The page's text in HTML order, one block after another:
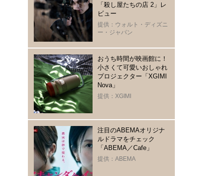
「殺し屋たちの店 2」レ
ビュー
提供：ウォルト・ディズニ
ー・ジャパン
おうち時間が映画館に！
小さくて可愛いおしゃれ
プロジェクター「XGIMI
Nova」
提供：XGIMI
注目のABEMAオリジナ
ルドラマをチェック
「ABEMA／Cafe」
提供：ABEMA